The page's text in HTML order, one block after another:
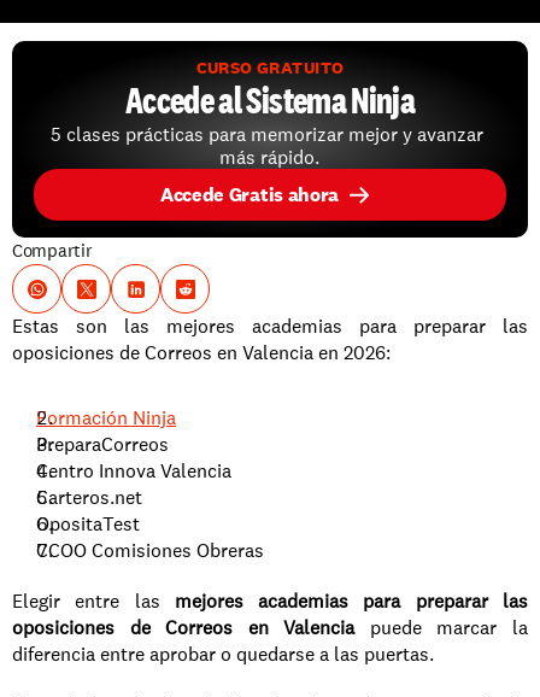
CURSO GRATUITO
Accede al Sistema Ninja
5 clases prácticas para memorizar mejor y avanzar
más rápido.
Accede Gratis ahora
Compartir
Estas son las mejores academias para preparar las
oposiciones de Correos en Valencia en 2026:
Formación Ninja
PreparaCorreos
Centro Innova Valencia
Carteros.net
OpositaTest
CCOO Comisiones Obreras
Elegir entre las mejores academias para preparar las
oposiciones de Correos en Valencia puede marcar la
diferencia entre aprobar o quedarse a las puertas.